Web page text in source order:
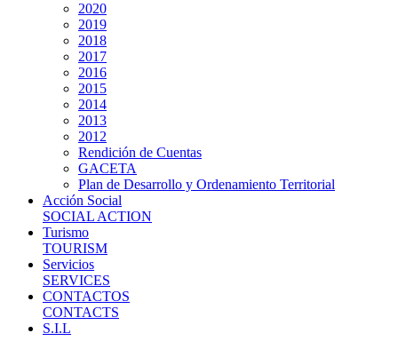
2020
2019
2018
2017
2016
2015
2014
2013
2012
Rendición de Cuentas
GACETA
Plan de Desarrollo y Ordenamiento Territorial
Acción Social
SOCIAL ACTION
Turismo
TOURISM
Servicios
SERVICES
CONTACTOS
CONTACTS
S.I.L